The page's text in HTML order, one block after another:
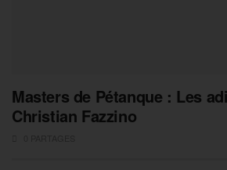
Masters de Pétanque : Les
Christian Fazzino